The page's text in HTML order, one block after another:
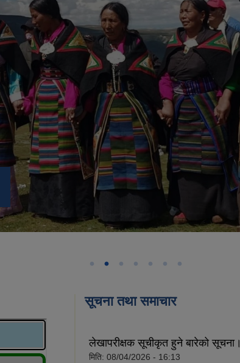
सूचना तथा समाचार
लेखापरीक्षक सूचीकृत हुने बारेको सूचना।
मिति: 08/04/2026 - 16:13